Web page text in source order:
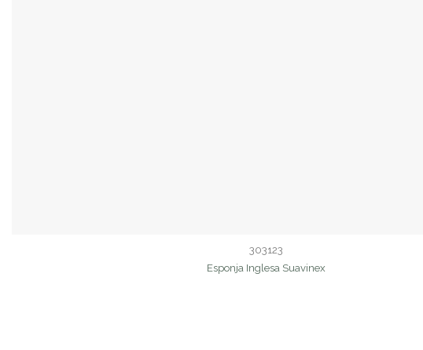
303123
Esponja Inglesa Suavinex